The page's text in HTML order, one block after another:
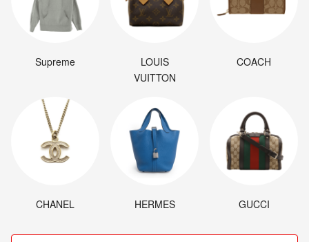
Supreme
LOUIS
VUITTON
COACH
CHANEL HERMES GUCCI